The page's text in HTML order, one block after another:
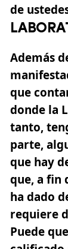
de
Además
que
donde la
tanto,
parte,
que hay
que, a fin
ha dado
requiere
Puede